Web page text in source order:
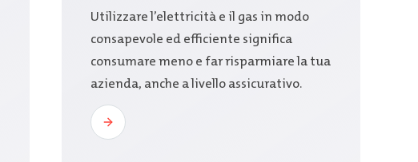
Utilizzare l’elettricità e il gas in modo
consapevole ed efficiente significa
consumare meno e far risparmiare la tua
azienda, anche a livello assicurativo.